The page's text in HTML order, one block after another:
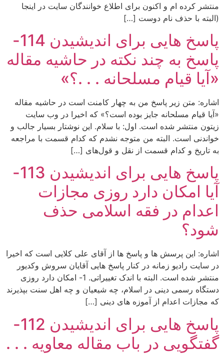
منتشر کرده ام و اکنون برای اطلاع خوانندگان سایت در اینجا
(البته با حذف نام دوست […]
پاسخ هایی برای اندیشیدن 114-
پاسخ به چند نکته در حاشیه مقاله
«آیا قیام مسلحانه . . .؟»
اشاره: متن زیر پاسخ من به چهار کامنت است در حاشیه مقاله
«آیا قیام مسلحانه جایز بوده است؟» که اخیرا در وب سایت
زیتون منتشر شده است. اول: با سلام. این نوشتار بسیار جالب و
خواندنی است. البته من متوجه نشدم که کدام قسمت با مراجعه
به تاریخ و کدام قسمت از نقل و قول‌های […]
پاسخ هایی برای اندیشیدن 113-
آیا امکان دارد روزی مجازات
اعدام در فقه اسلامی حذف
شود؟
اشاره: این پرسش ها و پاسخ ها از آقای علی کلایی است که اخیرا
در سایت رادیو زمانه در کنار پاسخ هایی آقایان سروش وکدیور
منتشر شده است. البته با اندک تغییراتی. 1- امکان دارد روزی
دستگاه رسمی دینی در اسلام، چه شیعیان و چه اهل سنت بپذیرند
که مجازات اعدام از آموزه های دینی […]
پاسخ هایی برای اندیشیدن 112-
گفتگویی در باب مقاله معاویه . . .